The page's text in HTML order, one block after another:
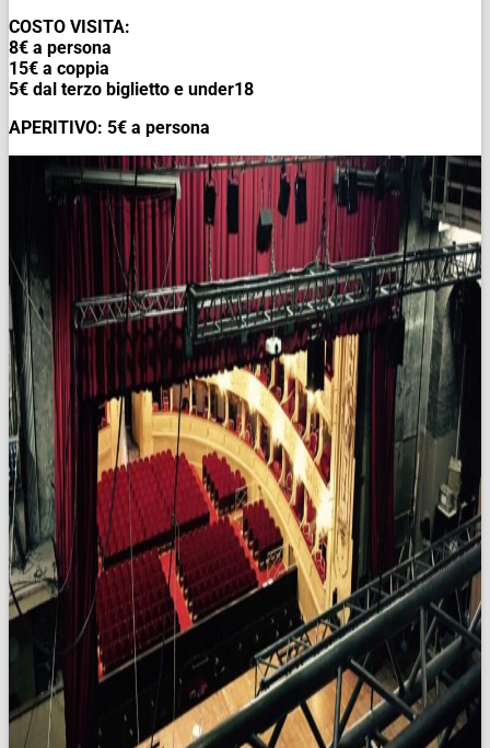
COSTO VISITA:
8€ a persona
15€ a coppia
5€ dal terzo biglietto e under18
APERITIVO: 5€ a persona